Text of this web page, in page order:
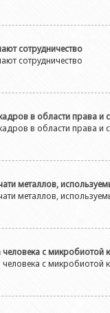
сотрудничество
сотрудничество
в области права и
в области права и
металлов,
металлов,
с микробиотой
с микробиотой